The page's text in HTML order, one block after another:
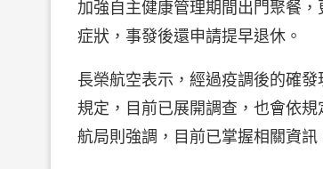
加強自主健康管理期間出門聚餐
症狀，事發後還申請提早退休。
長榮航空表示，經過疫調後的確
規定，目前已展開調查，也會依
航局則強調，目前已掌握相關資訊